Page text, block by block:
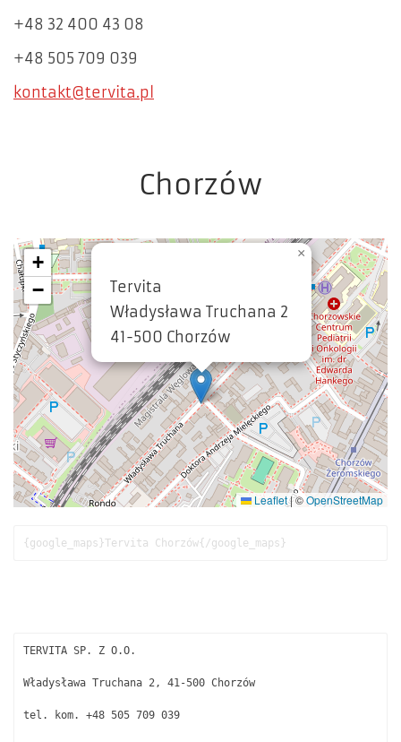
+48 32 400 43 08
+48 505 709 039
kontakt@tervita.pl
Chorzów
Tervita
Władysława Truchana 2
41-500 Chorzów
×
+
−
Leaflet|©OpenStreetMap
{google_maps}Tervita Chorzów{/google_maps}
TERVITA SP. Z O.O.
Władysława Truchana 2, 41-500 Chorzów
tel. kom. +48 505 709 039